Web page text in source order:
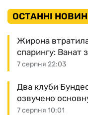
ОСТАННІ
7 серпня 22:03
Жирона
спарингу: Ванат
7 серпня 10:01
Два клуби
озвучено